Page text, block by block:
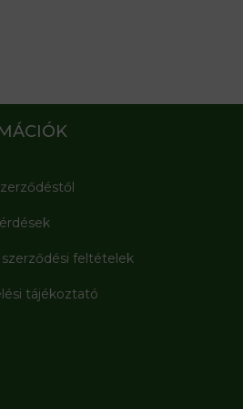
feltételek
tájékoztató